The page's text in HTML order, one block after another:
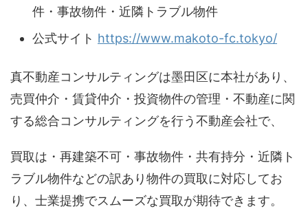
件・事故物件・近隣トラブル物件
公式サイト https://www.makoto-fc.tokyo/
真不動産コンサルティングは墨田区に本社があり、
売買仲介・賃貸仲介・投資物件の管理・不動産に関
する総合コンサルティングを行う不動産会社で、
買取は・再建築不可・事故物件・共有持分・近隣ト
ラブル物件などの訳あり物件の買取に対応してお
り、士業提携でスムーズな買取が期待できます。